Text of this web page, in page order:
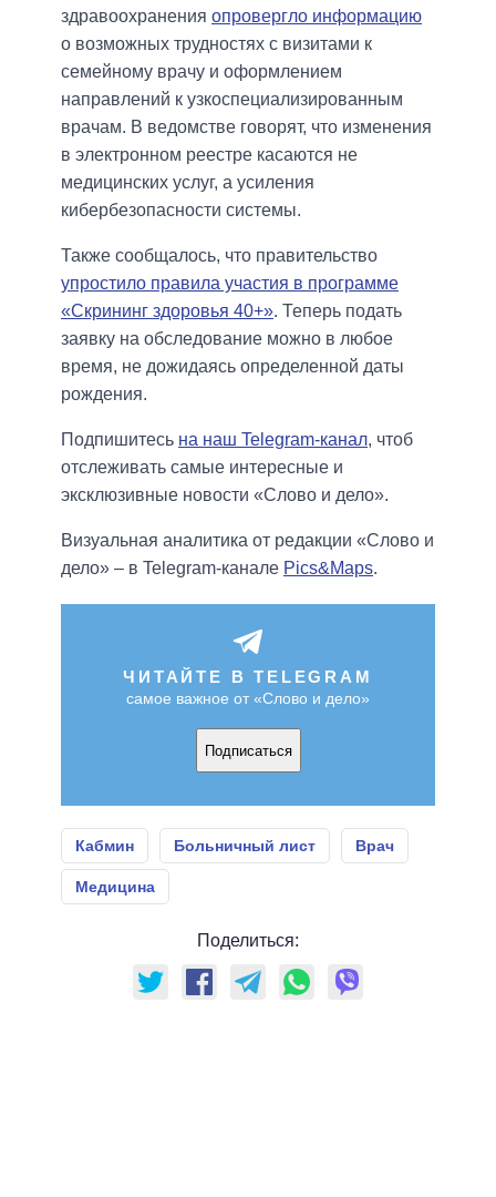
здравоохранения опровергло информацию
о возможных трудностях с визитами к
семейному врачу и оформлением
направлений к узкоспециализированным
врачам. В ведомстве говорят, что изменения
в электронном реестре касаются не
медицинских услуг, а усиления
кибербезопасности системы.
Также сообщалось, что правительство
упростило правила участия в программе
«Скрининг здоровья 40+». Теперь подать
заявку на обследование можно в любое
время, не дожидаясь определенной даты
рождения.
Подпишитесь на наш Telegram-канал, чтоб
отслеживать самые интересные и
эксклюзивные новости «Слово и дело».
Визуальная аналитика от редакции «Слово и
дело» – в Telegram-канале Pics&Maps.
ЧИТАЙТЕ В TELEGRAM
самое важное от «Слово и дело»
Подписаться
Кабмин Больничный лист Врач
Медицина
Поделиться: